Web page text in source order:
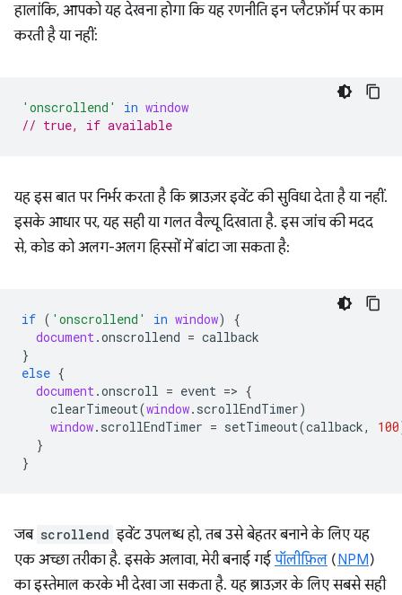
हालांकि, आपको यह देखना होगा कि यह रणनीति इन प्लैटफ़ॉर्म पर काम
करती है या नहीं:
'onscrollend' in window
// true, if available
यह इस बात पर निर्भर करता है कि ब्राउज़र इवेंट की सुविधा देता है या नहीं.
इसके आधार पर, यह सही या गलत वैल्यू दिखाता है. इस जांच की मदद
से, कोड को अलग-अलग हिस्सों में बांटा जा सकता है:
if ( 'onscrollend' in window)
{
document.onscrollend = callback
}
else {
document.onscroll = event => {
clearTimeout(window. scrollEndTimer)
window. scrollEndTimer = setTimeout(callback, 100
}
}
जब scrollend इवेंट उपलब्ध हो, तब उसे बेहतर बनाने के लिए यह
एक अच्छा तरीका है. इसके अलावा, मेरी बनाई गई पॉलीफ़िल (NPM)
का इस्तेमाल करके भी देखा जा सकता है. यह ब्राउज़र के लिए सबसे सही